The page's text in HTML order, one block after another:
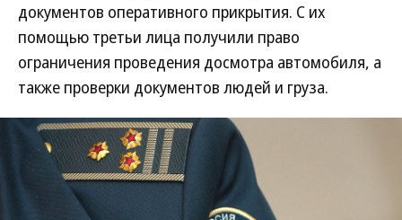
документов оперативного прикрытия. С их
помощью третьи лица получили право
ограничения проведения досмотра автомобиля, а
также проверки документов людей и груза.